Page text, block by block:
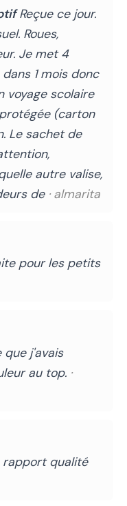
Reçue ce jour.
Roues,
Je met 4
1 mois donc
voyage scolaire
(carton
Le sachet de
autre valise,
de · almarita
pour les petits
j'avais
au top. ·
qualité